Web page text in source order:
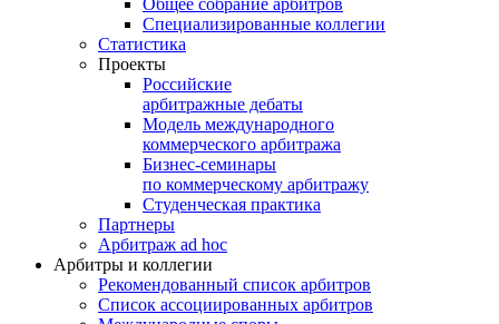
Специализированные коллегии
Статистика
Проекты
Российские
арбитражные дебаты
Модель международного
коммерческого арбитража
Бизнес-семинары
по коммерческому арбитражу
Студенческая практика
Партнеры
Арбитраж ad hoc
Арбитры и коллегии
Рекомендованный список арбитров
Список ассоциированных арбитров